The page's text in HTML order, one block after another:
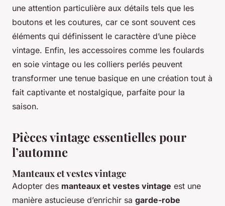
une attention particulière aux détails tels que les
boutons et les coutures, car ce sont souvent ces
éléments qui définissent le caractère d’une pièce
vintage. Enfin, les accessoires comme les foulards
en soie vintage ou les colliers perlés peuvent
transformer une tenue basique en une création tout à
fait captivante et nostalgique, parfaite pour la
saison.
Pièces vintage essentielles pour
l’automne
Manteaux et vestes vintage
Adopter des manteaux et vestes vintage est une
manière astucieuse d’enrichir sa garde-robe